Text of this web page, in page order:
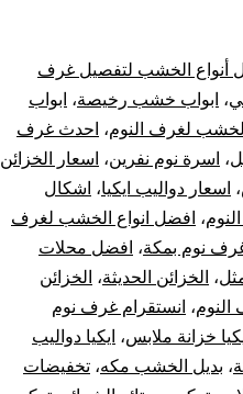
أنواع الخشب لتفصيل غرف
، ابواب خشب رخيصة، ابواب
الخشب لغرف النوم، احدث غرف
، اسرة نوم نفرين، اسعار الخزائن
، اسعار دواليب ايكيا، اشكال
، افضل انواع الخشب لغرف
نوم بمكة، افضل محلات
، الخزائن الحديثة، الخزائن
، انستقرام غرف نوم
خزانة ملابس، ايكيا دواليب
، بديل الخشب مكه، تخفيضات